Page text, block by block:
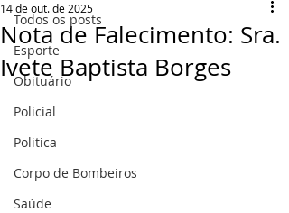
Todos os posts
Esporte
Obituário
Policial
Politica
Corpo de Bombeiros
Saúde
Nota de Falecimento: Sra.
Ivete Baptista Borges
14 de out. de 2025